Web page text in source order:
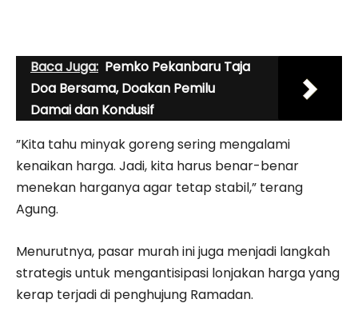
Baca Juga: Pemko Pekanbaru Taja
Doa Bersama, Doakan Pemilu
Damai dan Kondusif
”Kita tahu minyak goreng sering mengalami
kenaikan harga. Jadi, kita harus benar-benar
menekan harganya agar tetap stabil,” terang
Agung.
Menurutnya, pasar murah ini juga menjadi langkah
strategis untuk mengantisipasi lonjakan harga yang
kerap terjadi di penghujung Ramadan.